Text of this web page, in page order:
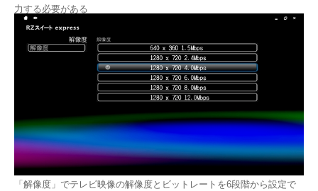
力する必要がある
「解像度」でテレビ映像の解像度とビットレートを6段階から設定で